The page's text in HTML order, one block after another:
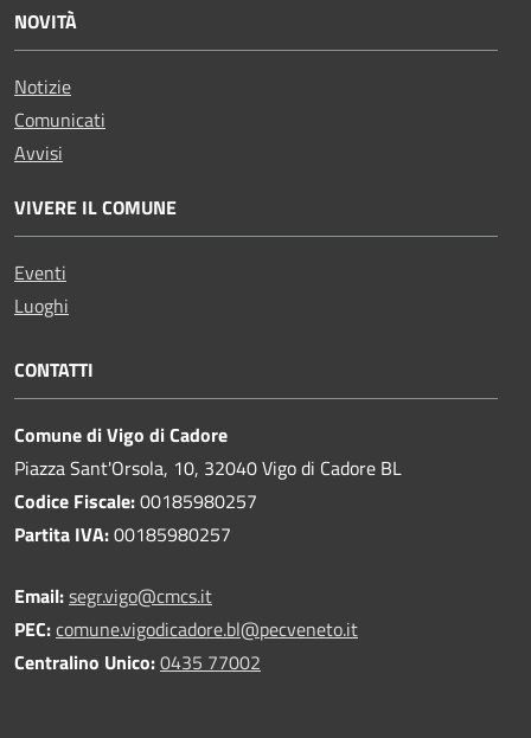
NOVITÀ
Notizie
Comunicati
Avvisi
VIVERE IL COMUNE
Eventi
Luoghi
CONTATTI
Comune di Vigo di Cadore
Piazza Sant'Orsola, 10, 32040 Vigo di Cadore BL
Codice Fiscale:00185980257
Partita IVA:00185980257
Email:segr.vigo@cmcs.it
PEC:comune.vigodicadore.bl@pecveneto.it
Centralino Unico:0435 77002